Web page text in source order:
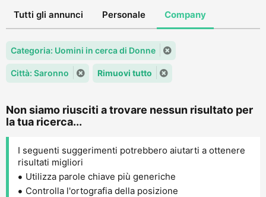
Tutti gli annunci Personale Company
Categoria: Uomini in cerca di Donne
Città: Saronno Rimuovi tutto
Non siamo riusciti a trovare nessun risultato per
la tua ricerca...
I seguenti suggerimenti potrebbero aiutarti a ottenere
risultati migliori
Utilizza parole chiave più generiche
Controlla l'ortografia della posizione